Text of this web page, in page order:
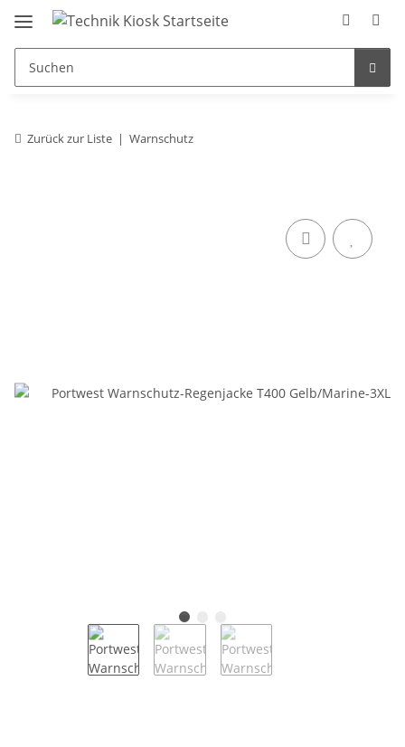
Zurück zur Liste Warnschutz